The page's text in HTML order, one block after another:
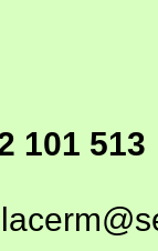
101 513